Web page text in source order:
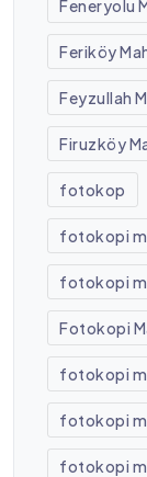
Feneryolu
Feriköy
Feyzullah
Firuzköy
fotokop
fotokopi
fotokopi
Fotokopi
fotokopi
fotokopi
fotokopi